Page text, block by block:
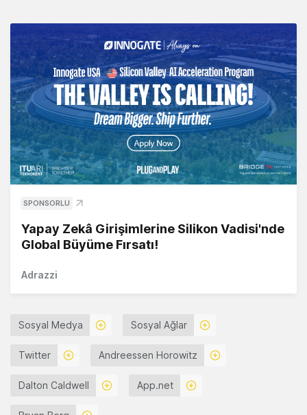
SPONSORLU
Yapay Zekâ Girişimlerine Silikon Vadisi'nde
Global Büyüme Fırsatı!
Adrazzi
Sosyal Medya Sosyal Ağlar
Twitter Andreessen Horowitz
Dalton Caldwell App.net